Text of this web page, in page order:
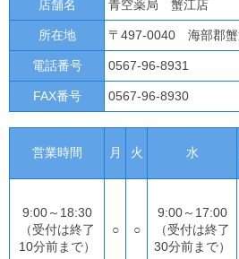
店舗名 青空薬局 蟹江店
所在地 〒497-0040 海部郡蟹
電話番号 0567-96-8931
FAX番号 0567-96-8930
営業時間 月 火 水
9:00～18:30
（受付は終了
10分前まで）
○ ○
9:00～17:00
（受付は終了
30分前まで）